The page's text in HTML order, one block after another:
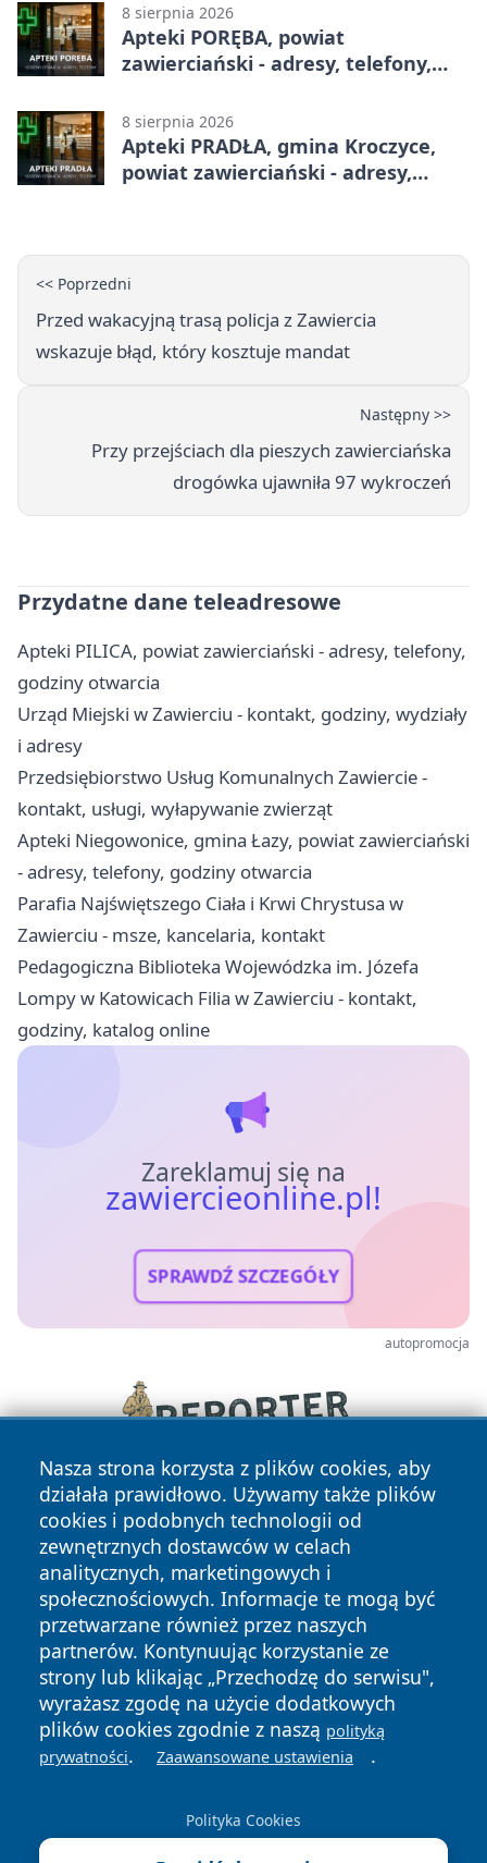
8 sierpnia 2026
Apteki PORĘBA, powiat
zawierciański - adresy, telefony,
8 sierpnia 2026
Apteki PRADŁA, gmina Kroczyce,
powiat zawierciański - adresy,
<< Poprzedni
Przed wakacyjną trasą policja z Zawiercia
wskazuje błąd, który kosztuje mandat
Następny >>
Przy przejściach dla pieszych zawierciańska
drogówka ujawniła 97 wykroczeń
Przydatne dane teleadresowe
Apteki PILICA, powiat zawierciański - adresy, telefony,
godziny otwarcia
Urząd Miejski w Zawierciu - kontakt, godziny, wydziały
i adresy
Przedsiębiorstwo Usług Komunalnych Zawiercie -
kontakt, usługi, wyłapywanie zwierząt
Apteki Niegowonice, gmina Łazy, powiat zawierciański
- adresy, telefony, godziny otwarcia
Parafia Najświętszego Ciała i Krwi Chrystusa w
Zawierciu - msze, kancelaria, kontakt
Pedagogiczna Biblioteka Wojewódzka im. Józefa
Lompy w Katowicach Filia w Zawierciu - kontakt,
godziny, katalog online
Zareklamuj się na
zawiercieonline.pl!
SPRAWDŹ SZCZEGÓŁY
autopromocja
Nasza strona korzysta z plików cookies, aby
działała prawidłowo. Używamy także plików
cookies i podobnych technologii od
zewnętrznych dostawców w celach
analitycznych, marketingowych i
społecznościowych. Informacje te mogą być
przetwarzane również przez naszych
partnerów. Kontynuując korzystanie ze
strony lub klikając „Przechodzę do serwisu",
wyrażasz zgodę na użycie dodatkowych
plików cookies zgodnie z naszą polityką
prywatności. Zaawansowane ustawienia .
Polityka Cookies
Copyright © 2026 zawiercieonline.pl Wszystkie prawa
zastrzeżone.
News Autorzy
Polityka
Prywatności
Polityka
Cookies